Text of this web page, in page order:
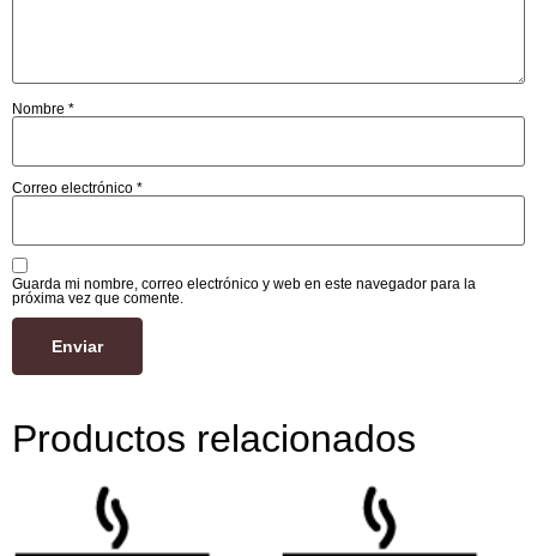
Nombre *
Correo electrónico *
Guarda mi nombre, correo electrónico y web en este navegador para la
próxima vez que comente.
Productos relacionados